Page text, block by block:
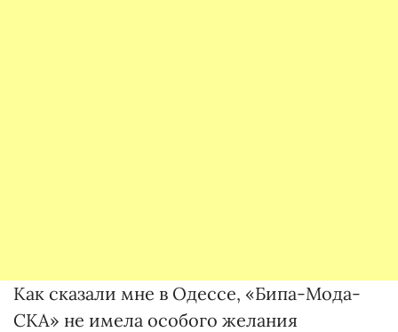
Как сказали мне в Одессе, «Бипа-Мода-
СКА» не имела особого желания